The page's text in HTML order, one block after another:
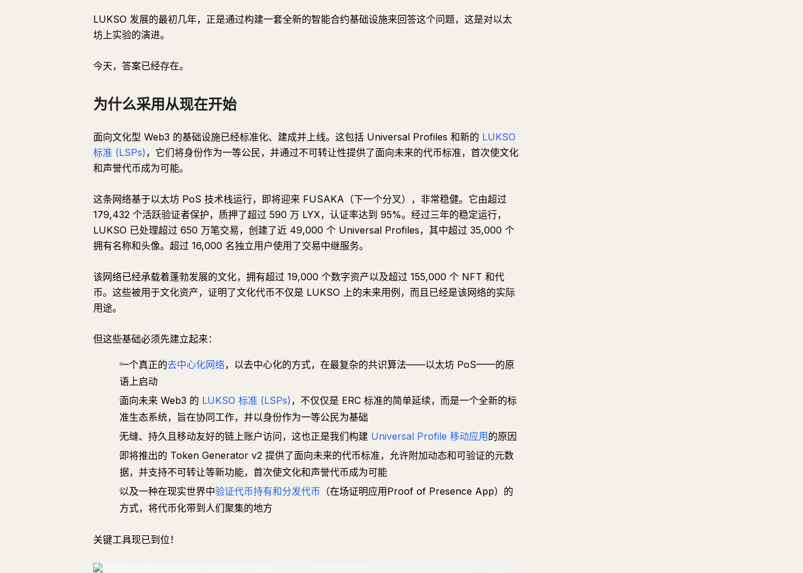
LUKSO 发展的最初几年，正是通过构建一套全新的智能合约基础设施来回答这个问题，这是对以太
坊上实验的演进。
今天，答案已经存在。
为什么采用从现在开始
面向文化型 Web3 的基础设施已经标准化、建成并上线。这包括 Universal Profiles 和新的 LUKSO
标准 (LSPs) ，它们将身份作为一等公民，并通过不可转让性提供了面向未来的代币标准，首次使文化
和声誉代币成为可能。
这条网络基于以太坊 PoS 技术栈运行，即将迎来 FUSAKA（下一个分叉），非常稳健。它由超过
179,432 个活跃验证者保护，质押了超过 590 万 LYX，认证率达到 95%。经过三年的稳定运行，
LUKSO 已处理超过 650 万笔交易，创建了近 49,000 个 Universal Profiles，其中超过 35,000 个
拥有名称和头像。超过 16,000 名独立用户使用了交易中继服务。
该网络已经承载着蓬勃发展的文化，拥有超过 19,000 个数字资产以及超过 155,000 个 NFT 和代
币。这些被用于文化资产，证明了文化代币不仅是 LUKSO 上的未来用例，而且已经是该网络的实际
用途。
但这些基础必须先建立起来：
一个真正的去中心化网络，以去中心化的方式，在最复杂的共识算法——以太坊 PoS——的原
语上启动
面向未来 Web3 的 LUKSO 标准 (LSPs) ，不仅仅是 ERC 标准的简单延续，而是一个全新的标
准生态系统，旨在协同工作，并以身份作为一等公民为基础
无缝、持久且移动友好的链上账户访问，这也正是我们构建 Universal Profile 移动应用 的原因
即将推出的 Token Generator v2 提供了面向未来的代币标准，允许附加动态和可验证的元数
据，并支持不可转让等新功能，首次使文化和声誉代币成为可能
以及一种在现实世界中验证代币持有和分发代币 （在场证明应用Proof of Presence App）的
方式，将代币化带到人们聚集的地方
关键工具现已到位！